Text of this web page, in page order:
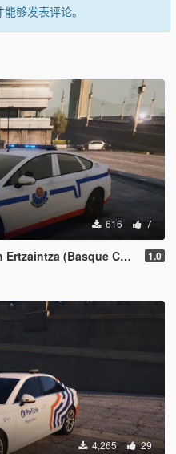
够发表评论。
616 7
Police, Spain; Policía Pais Vasco) 1.0
4,265 29